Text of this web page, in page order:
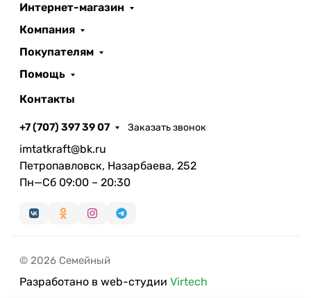
Интернет-магазин
Компания
Покупателям
Помощь
Контакты
+7 (707) 397 39 07 Заказать звонок
imtatkraft@bk.ru
Петропавловск, Назарбаева, 252
Пн—Сб 09:00 – 20:30
© 2026 Семейный
Разработано в web-студии Virtech